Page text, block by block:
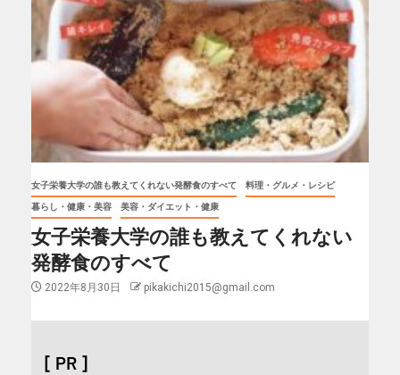
女子栄養大学の誰も教えてくれない発酵食のすべて 料理・グルメ・レシピ
暮らし・健康・美容 美容・ダイエット・健康
女子栄養大学の誰も教えてくれない
発酵食のすべて
2022年8月30日 pikakichi2015@gmail.com
[ PR ]